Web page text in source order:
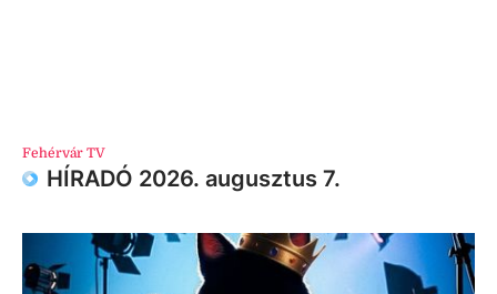
Fehérvár TV
HÍRADÓ 2026. augusztus 7.